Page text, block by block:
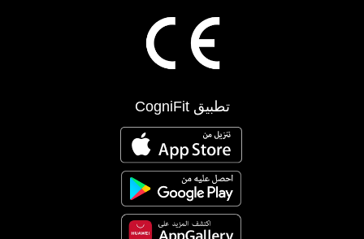
تطبيق CogniFit